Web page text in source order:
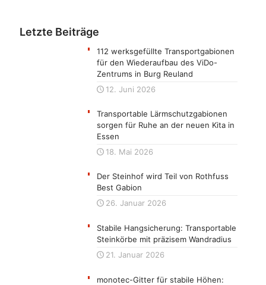
Letzte Beiträge
112 werksgefüllte Transportgabionen
für den Wiederaufbau des ViDo-
Zentrums in Burg Reuland
12. Juni 2026
Transportable Lärmschutzgabionen
sorgen für Ruhe an der neuen Kita in
Essen
18. Mai 2026
Der Steinhof wird Teil von Rothfuss
Best Gabion
26. Januar 2026
Stabile Hangsicherung: Transportable
Steinkörbe mit präzisem Wandradius
21. Januar 2026
monotec-Gitter für stabile Höhen: